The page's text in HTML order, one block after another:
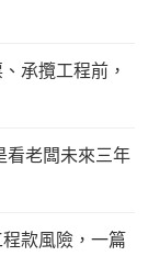
承攬工程前，
看老闆未來三年
款風險，一篇